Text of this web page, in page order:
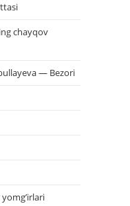
chayqov
— Bezori